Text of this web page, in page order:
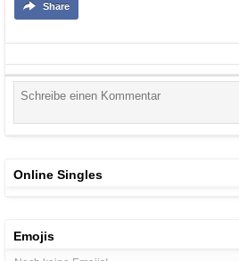
Share
Online Singles
Emojis